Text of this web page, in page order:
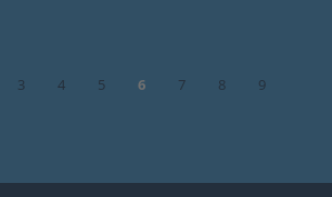
3 4 5 6 7 8
9